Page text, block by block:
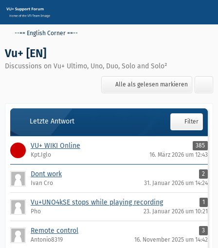
--== English Corner ==--
Vu+ [EN]
Discussions on Vu+ Ultimo, Uno, Duo, Solo and Solo²
Alle als gelesen markieren
Letzte Antwort Filter
VU+ WIKI Online
385
Kpt.Iglo
16. März 2026 um 12:43
Dont work
2
Ivan Cro
31. Januar 2026 um 14:24
Vu+UNO4kSE stops while playing recording
1
Pho
23. Januar 2026 um 10:21
Remote control
3
Antonio8319
16. November 2025 um 14:42